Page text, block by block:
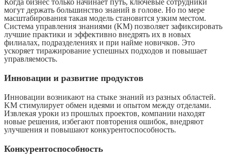
Когда бизнес только начинает путь, ключевые сотрудники
могут держать большинство знаний в голове. Но по мере
масштабирования такая модель становится узким местом.
Система управления знаниями (KM) позволяет зафиксировать
лучшие практики и эффективно внедрять их в новых
филиалах, подразделениях и при найме новичков. Это
ускоряет тиражирование успешных подходов и повышает
управляемость.
Инновации и развитие продуктов
Инновации возникают на стыке знаний из разных областей.
KM стимулирует обмен идеями и опытом между отделами.
Извлекая уроки из прошлых проектов, компании находят
новые решения, избегают повторения ошибок, внедряют
улучшения и повышают конкурентоспособность.
Конкурентоспособность